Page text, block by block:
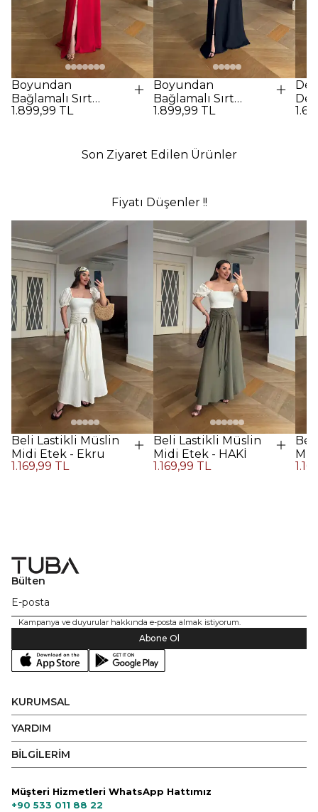
Boyundan
Bağlamalı Sırt
Dekolteli Uzun
1.899,99 TL
Boyundan
Bağlamalı Sırt
Dekolteli Uzun
1.899,99 TL
Son Ziyaret Edilen Ürünler
Fiyatı Düşenler !!
Beli Lastikli Müslin
Midi Etek - Ekru
1.169,99 TL
Beli Lastikli Müslin
Midi Etek - HAKİ
1.169,99 TL
Bülten
Kampanya ve duyurular hakkında e-posta almak istiyorum.
Abone Ol
KURUMSAL
YARDIM
BİLGİLERİM
Müşteri Hizmetleri WhatsApp Hattımız
+90 533 011 88 22